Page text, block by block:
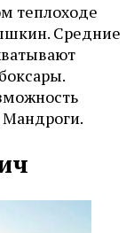
теплоходе
Средние
Мандроги.